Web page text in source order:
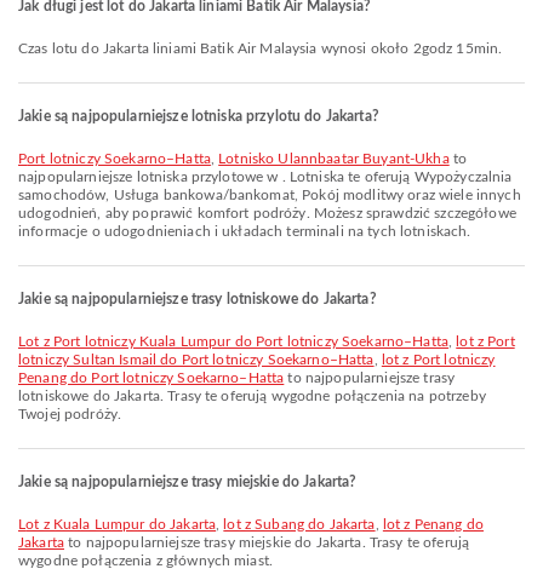
Jak długi jest lot do Jakarta liniami Batik Air Malaysia?
Czas lotu do Jakarta liniami Batik Air Malaysia wynosi około 2godz 15min.
Jakie są najpopularniejsze lotniska przylotu do Jakarta?
Port lotniczy Soekarno–Hatta, Lotnisko Ulannbaatar Buyant-Ukhato
najpopularniejsze lotniska przylotowe w . Lotniska te oferują Wypożyczalnia
samochodów, Usługa bankowa/bankomat, Pokój modlitwy oraz wiele innych
udogodnień, aby poprawić komfort podróży. Możesz sprawdzić szczegółowe
informacje o udogodnieniach i układach terminali na tych lotniskach.
Jakie są najpopularniejsze trasy lotniskowe do Jakarta?
lot z Port lotniczy Kuala Lumpur do Port lotniczy Soekarno–Hatta,
lot z Port
lotniczy Sultan Ismail do Port lotniczy Soekarno–Hatta
lot z Port lotniczy
Penang do Port lotniczy Soekarno–Hatta to najpopularniejsze trasy
lotniskowe do Jakarta. Trasy te oferują wygodne połączenia na potrzeby
Twojej podróży.
Jakie są najpopularniejsze trasy miejskie do Jakarta?
lot z Kuala Lumpur do Jakarta lot z Subang do Jakarta
lot z Penang do
Jakartato najpopularniejsze trasy miejskie do Jakarta. Trasy te oferują
wygodne połączenia z głównych miast.